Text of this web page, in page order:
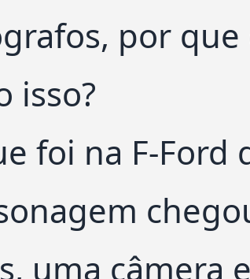
por
isso?
foi na F-
uma câmera